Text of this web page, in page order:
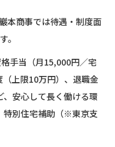
本商事では待遇・制度面
。
手当（月15,000円／宅
上限10万円）、退職金
安心して長く働ける環
特別住宅補助（※東京支